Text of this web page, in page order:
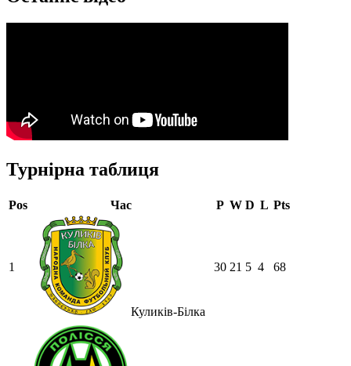
Турнірна таблиця
Pos Час P W D L Pts
1
Куликів-Білка
30 21 5 4 68